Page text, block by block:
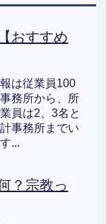
おすすめ
は従業員100
務所から、所
員は2、3名と
事務所までい
...
？宗教っ